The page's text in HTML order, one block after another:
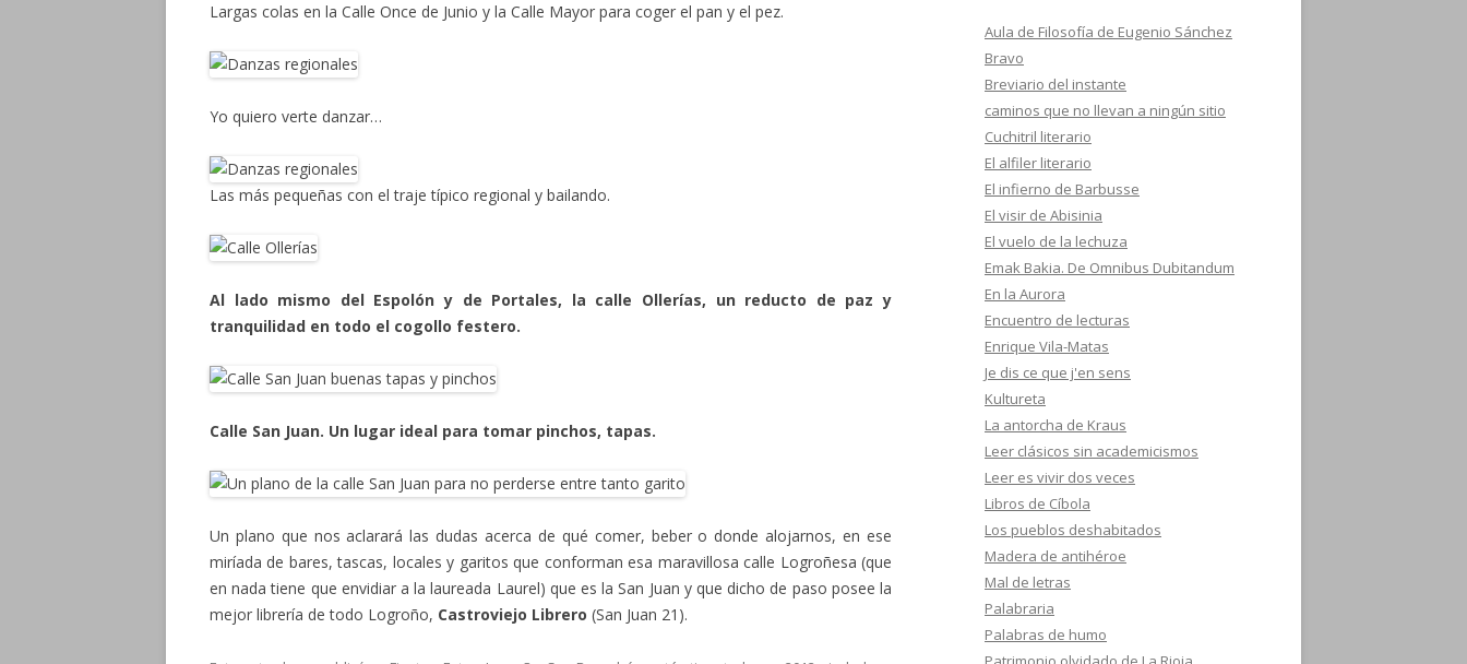
Largas colas en la Calle Once de Junio y la Calle Mayor para coger el pan y el pez.
Yo quiero verte danzar…
Las más pequeñas con el traje típico regional y bailando.
Al lado mismo del Espolón y de Portales, la calle Ollerías, un reducto de paz y
tranquilidad en todo el cogollo festero.
Calle San Juan. Un lugar ideal para tomar pinchos, tapas.
Un plano que nos aclarará las dudas acerca de qué comer, beber o donde alojarnos, en ese
miríada de bares, tascas, locales y garitos que conforman esa maravillosa calle Logroñesa (que
en nada tiene que envidiar a la laureada Laurel) que es la San Juan y que dicho de paso posee la
mejor librería de todo Logroño, Castroviejo Librero (San Juan 21).
Aula de Filosofía de Eugenio Sánchez
Bravo
Breviario del instante
caminos que no llevan a ningún sitio
Cuchitril literario
El alfiler literario
El infierno de Barbusse
El visir de Abisinia
El vuelo de la lechuza
Emak Bakia. De Omnibus Dubitandum
En la Aurora
Encuentro de lecturas
Enrique Vila-Matas
Je dis ce que j'en sens
Kultureta
La antorcha de Kraus
Leer clásicos sin academicismos
Leer es vivir dos veces
Libros de Cíbola
Los pueblos deshabitados
Madera de antihéroe
Mal de letras
Palabraria
Palabras de humo